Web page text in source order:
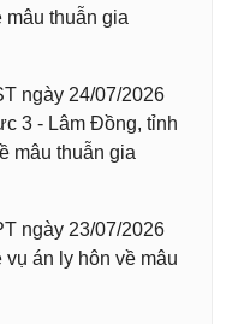
thuẫn gia
ngày 24/07/2026
3 - Lâm Đồng, tỉnh
mâu thuẫn gia
ngày 23/07/2026
án ly hôn về mâu